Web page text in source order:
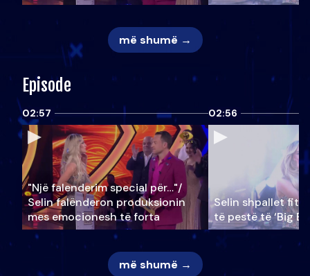
më shumë →
Episode
02:57
"Një falenderim special për…"/
Selin falënderon produksionin
mes emocionesh të forta
02:56
Selin shpallet
të pestë të ‘Big
më shumë →